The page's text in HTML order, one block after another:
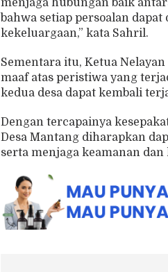
menjaga hubungan baik
bahwa setiap persoalan
kekeluargaan,” kata Sahril.
Sementara itu, Ketua
maaf atas peristiwa yang
kedua desa dapat kembali
Dengan tercapainya
Desa Mantang diharapkan
serta menjaga keamanan